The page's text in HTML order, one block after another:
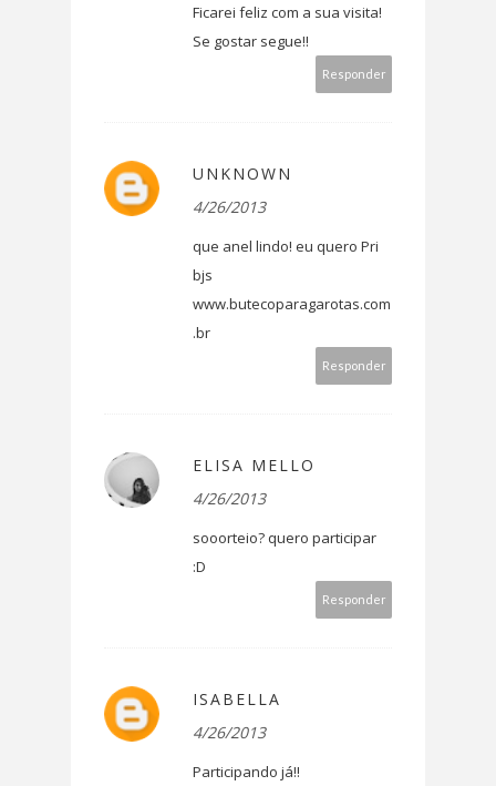
Ficarei feliz com a sua visita!
Se gostar segue!!
Responder
UNKNOWN
4/26/2013
que anel lindo! eu quero Pri
bjs
www.butecoparagarotas.com
.br
Responder
ELISA MELLO
4/26/2013
sooorteio? quero participar
:D
Responder
ISABELLA
4/26/2013
Participando já!!